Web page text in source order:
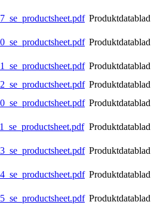
Produktdatablad
Produktdatablad
Produktdatablad
Produktdatablad
Produktdatablad
Produktdatablad
Produktdatablad
Produktdatablad
Produktdatablad